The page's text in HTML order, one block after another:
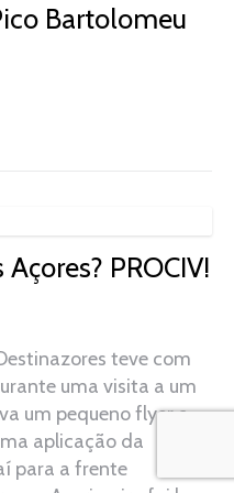
Bartolomeu
PROCIV!
teve com
uma visita a um
um pequeno flyer a
aplicação da
para a frente